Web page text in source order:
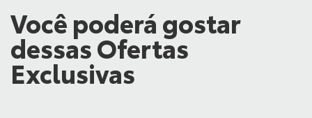
Você poderá gostar
dessas Ofertas
Exclusivas